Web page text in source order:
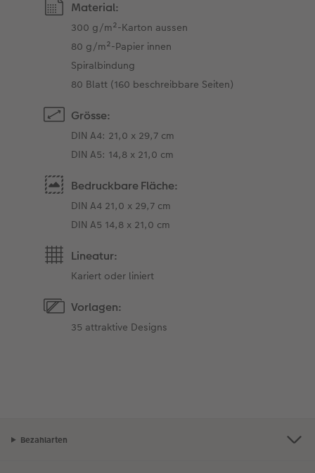
Material:
300 g/m²-Karton aussen
80 g/m²-Papier innen
Spiralbindung
80 Blatt (160 beschreibbare Seiten)
Grösse:
DIN A4: 21,0 x 29,7 cm
DIN A5: 14,8 x 21,0 cm
Bedruckbare Fläche:
DIN A4 21,0 x 29,7 cm
DIN A5 14,8 x 21,0 cm
Lineatur:
Kariert oder liniert
Vorlagen:
35 attraktive Designs
Bezahlarten